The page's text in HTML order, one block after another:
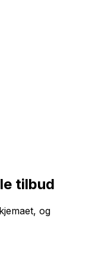
tilbud
og